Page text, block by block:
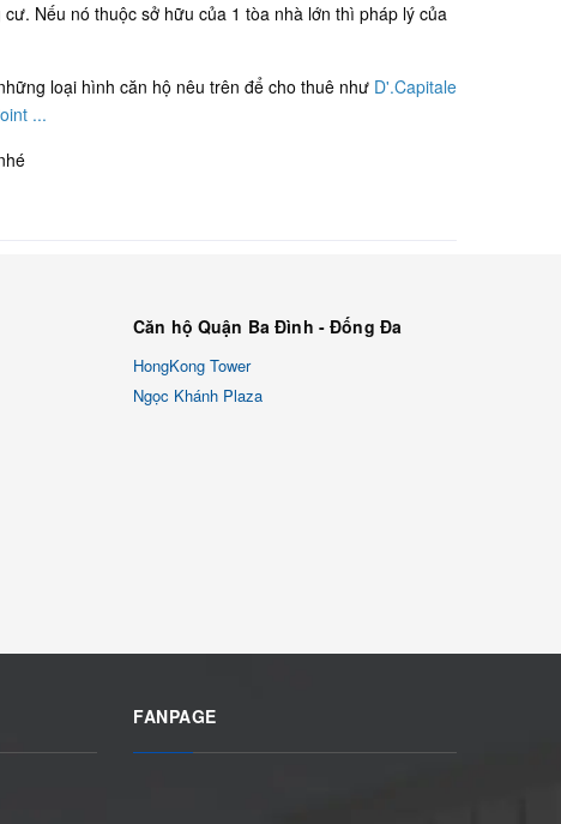
Nếu nó thuộc sở hữu của 1 tòa nhà lớn thì pháp lý của
loại hình căn hộ nêu trên để cho thuê như D'.Capitale
...
Căn hộ Quận Ba Đình - Đống Đa
HongKong Tower
Ngọc Khánh Plaza
FANPAGE